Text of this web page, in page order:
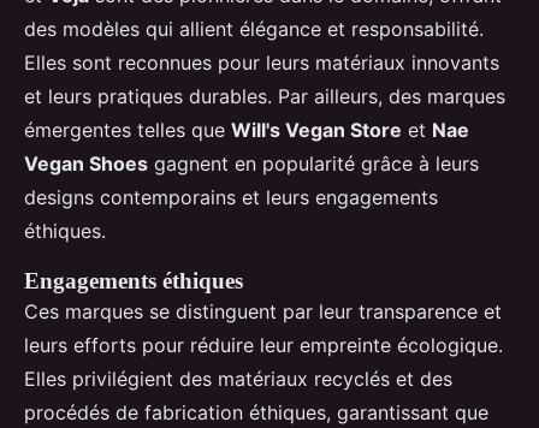
des modèles qui allient élégance et responsabilité.
Elles sont reconnues pour leurs matériaux innovants
et leurs pratiques durables. Par ailleurs, des marques
émergentes telles que Will's Vegan Store et Nae
Vegan Shoes gagnent en popularité grâce à leurs
designs contemporains et leurs engagements
éthiques.
Engagements éthiques
Ces marques se distinguent par leur transparence et
leurs efforts pour réduire leur empreinte écologique.
Elles privilégient des matériaux recyclés et des
procédés de fabrication éthiques, garantissant que